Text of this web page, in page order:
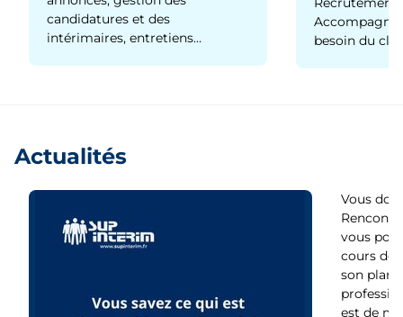
candidatures et des
intérimaires, entretiens…
besoin du
Actualités
Vous
vous
cours de
son plan
est de